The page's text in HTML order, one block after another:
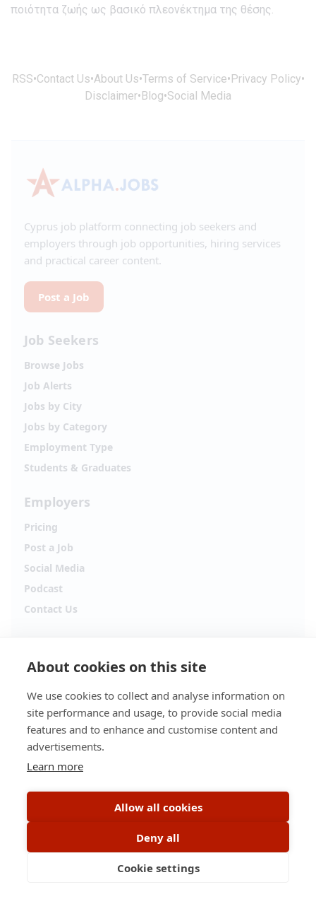
ποιότητα ζωής ως βασικό πλεονέκτημα της θέσης.
RSS•Contact Us•About Us•Terms of Service• Privacy Policy•
Disclaimer• Blog•Social Media
Cyprus job platform connecting job seekers and
employers through job opportunities, hiring services
and practical career content.
Post a Job
Job Seekers
Browse Jobs
Job Alerts
Jobs by City
Jobs by Category
Employment Type
Students & Graduates
Employers
Pricing
Post a Job
Social Media
Podcast
Contact Us
Hiring updates, career content and new opportunities
Facebook Instagram
TikTok
YouTube Spotify
About cookies on this site
We use cookies to collect and analyse information on
site performance and usage, to provide social media
features and to enhance and customise content and
advertisements.
Learn more
Allow all cookies
Deny all
Cookie settings